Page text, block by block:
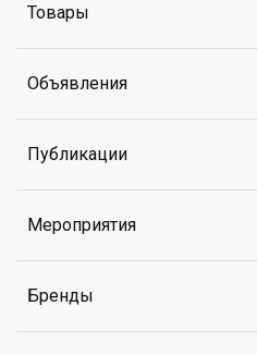
Товары
Объявления
Публикации
Мероприятия
Бренды